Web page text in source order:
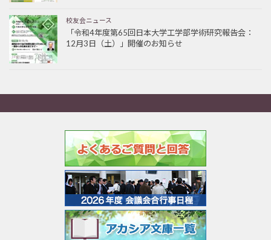
校友会ニュース
「令和4年度第65回日本大学工学部学術研究報告会：
12月3日（土）」開催のお知らせ